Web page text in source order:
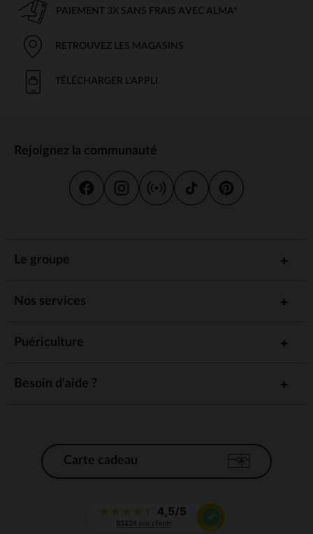
PAIEMENT 3X SANS FRAIS AVEC ALMA*
RETROUVEZ LES MAGASINS
TÉLÉCHARGER L'APPLI
Rejoignez la communauté
Le groupe
Nos services
Puériculture
Besoin d'aide ?
Carte cadeau